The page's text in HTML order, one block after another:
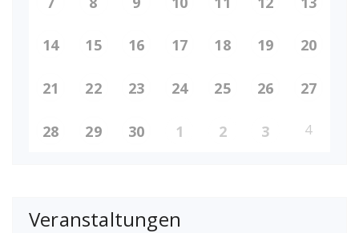
14 15 16 17 18 19 20
21 22 23 24 25 26 27
28 29 30 1 2 3 4
Veranstaltungen